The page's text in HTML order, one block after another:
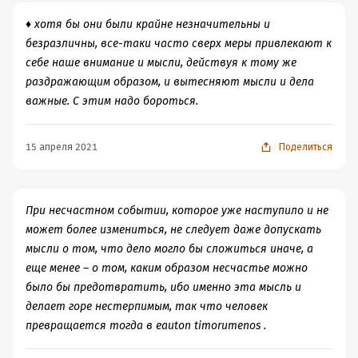
Умный человек может быть счастлив в одиночестве, а
человеку недалекому непременно нужно какое-либо
общество, чтобы заполнить пустоту в душе:
Прежде всего любое общество неизбежно
уравнения и поэтому, чем общество
больше – тем оно пошлее. Человек может
любит свободы, ибо лишь в одиночестве
можно быть свободным. Принуждение –
это неразлучный спутник любого
общества, всегда требующего жертв тем
более тяжелых, чем выше данная
личность. Поэтому человек избегает,
выносит или любит одиночество
сообразно с тем, какова ценность его «я».
В одиночестве ничтожный человек
♦ хотя бы они были крайне незначительны и
безразличны, все-таки часто сверх меры привлекают к
себе наше внимание и мысли, действуя к тому же
раздражающим образом, и вытесняют мысли и дела
важные. С этим надо бороться.
15 апреля 2021 Поделиться
При несчастном событии, которое уже наступило и не
может более измениться, не следует даже допускать
мысли о том, что дело могло бы сложиться иначе, а
еще менее – о том, каким образом несчастье можно
было бы предотвратить, ибо именно эта мысль и
делает горе нестерпимым, так что человек
превращается тогда в eauton timorumenos .